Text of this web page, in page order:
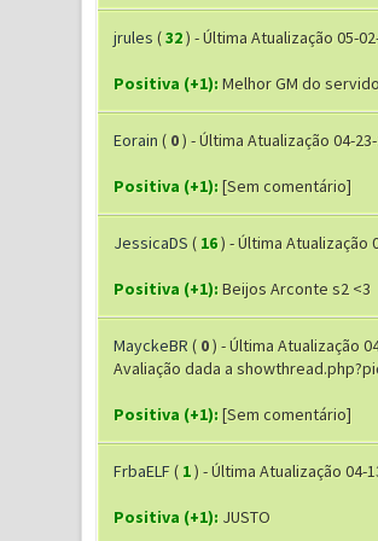
jrules (32) - Última Atualização 05-
Positiva (+1): Melhor GM do
Eorain ( 0) - Última Atualização 04-
Positiva (+1): [Sem comentário]
JessicaDS ( 16) - Última Atualização
Positiva (+1): Beijos Arconte s2 <3
MayckeBR( 0) - Última Atualização
Avaliação dada a
Positiva (+1): [Sem comentário]
FrbaELF( 1) - Última Atualização 04-
Positiva (+1): JUSTO